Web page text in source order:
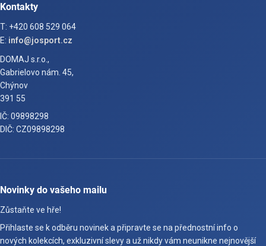
Kontakty
T: +420 608 529 064
E: info@josport.cz
DOMAJ s.r.o.,
Gabrielovo nám. 45,
Chýnov
391 55
IČ: 09898298
DIČ: CZ09898298
Novinky do vašeho mailu
Zůstaňte ve hře!
Přihlaste se k odběru novinek a připravte se na přednostní info o
nových kolekcích, exkluzivní slevy a už nikdy vám neunikne nejnovější